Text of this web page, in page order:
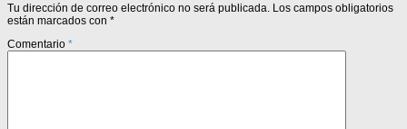
Tu dirección de correo electrónico no será publicada. Los campos obligatorios
están marcados con *
Comentario *